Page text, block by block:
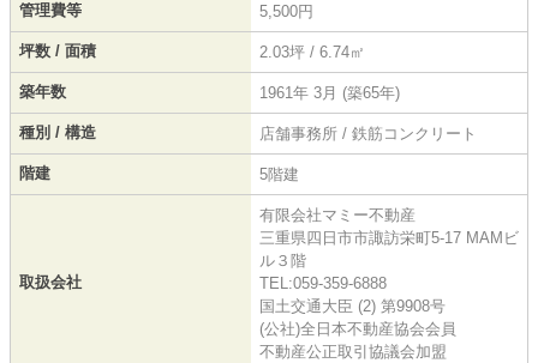
管理費等 5,500円
坪数 / 面積 2.03坪 / 6.74㎡
築年数 1961年 3月 (築65年)
種別 / 構造 店舗事務所 / 鉄筋コンクリート
階建 5階建
取扱会社
有限会社マミー不動産
三重県四日市市諏訪栄町5-17 MAMビ
ル３階
TEL:059-359-6888
国土交通大臣 (2) 第9908号
(公社)全日本不動産協会会員
不動産公正取引協議会加盟